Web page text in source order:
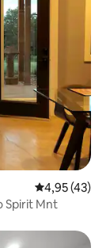
4,95 de uma
4,95 (43)
Spirit Mnt